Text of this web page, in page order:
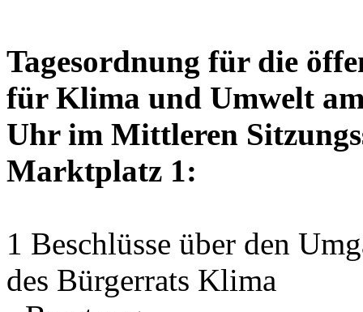
Tagesordnung für die
für Klima und Umwelt
Uhr im Mittleren
Marktplatz 1:
1 Beschlüsse über den
des Bürgerrats Klima